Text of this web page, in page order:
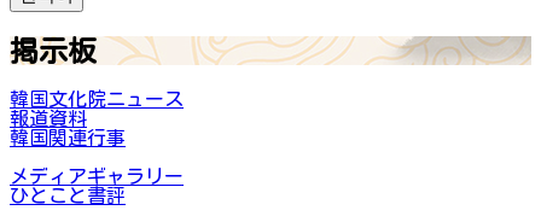
掲示板
韓国文化院ニュース
報道資料
韓国関連行事
メディアギャラリー
ひとこと書評